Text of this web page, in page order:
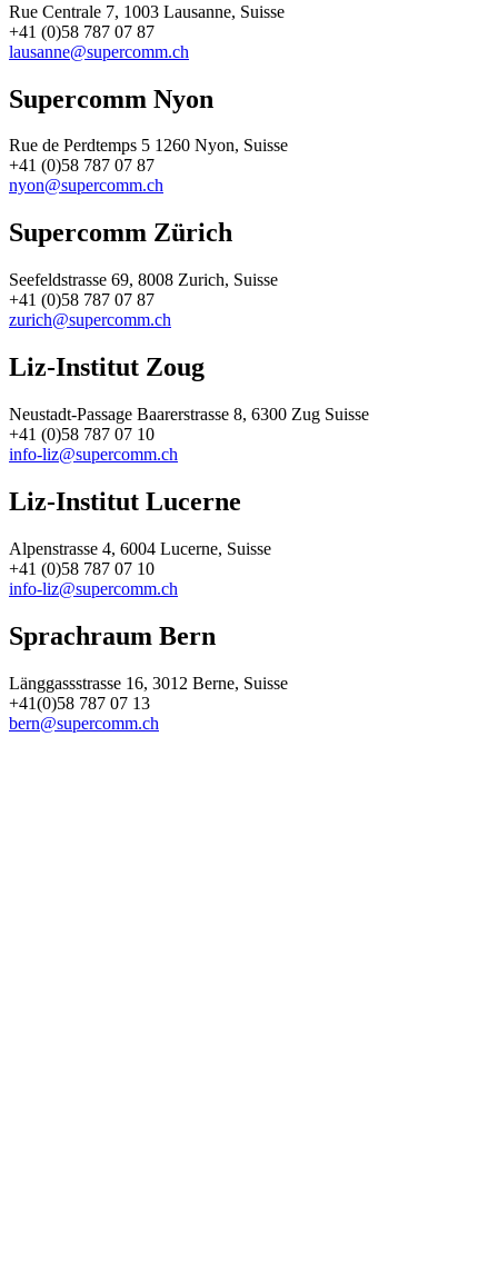
Rue Centrale 7, 1003 Lausanne, Suisse
+41 (0)58 787 07 87
lausanne@supercomm.ch
Supercomm Nyon
Rue de Perdtemps 5 1260 Nyon, Suisse
+41 (0)58 787 07 87
nyon@supercomm.ch
Supercomm Zürich
Seefeldstrasse 69, 8008 Zurich, Suisse
+41 (0)58 787 07 87
zurich@supercomm.ch
Liz-Institut Zoug
Neustadt-Passage Baarerstrasse 8, 6300 Zug Suisse
+41 (0)58 787 07 10
info-liz@supercomm.ch
Liz-Institut Lucerne
Alpenstrasse 4, 6004 Lucerne, Suisse
+41 (0)58 787 07 10
info-liz@supercomm.ch
Sprachraum Bern
Länggassstrasse 16, 3012 Berne, Suisse
+41(0)58 787 07 13
bern@supercomm.ch